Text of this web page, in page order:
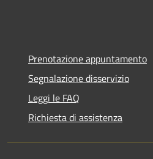
Prenotazione appuntamento
Segnalazione disservizio
Leggi le FAQ
Richiesta di assistenza